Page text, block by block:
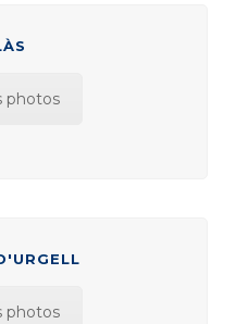
photos
photos